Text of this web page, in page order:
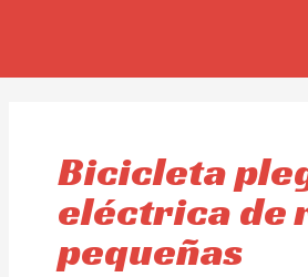
Bicicleta
eléctrica de
pequeñas